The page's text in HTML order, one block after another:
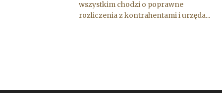
wszystkim chodzi o poprawne
rozliczenia z kontrahentami i urzęda...